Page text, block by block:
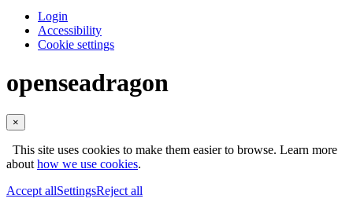
Login
Accessibility
Cookie settings
openseadragon
×
This site uses cookies to make them easier to browse. Learn more
abouthow we use cookies.
Accept allSettingsReject all